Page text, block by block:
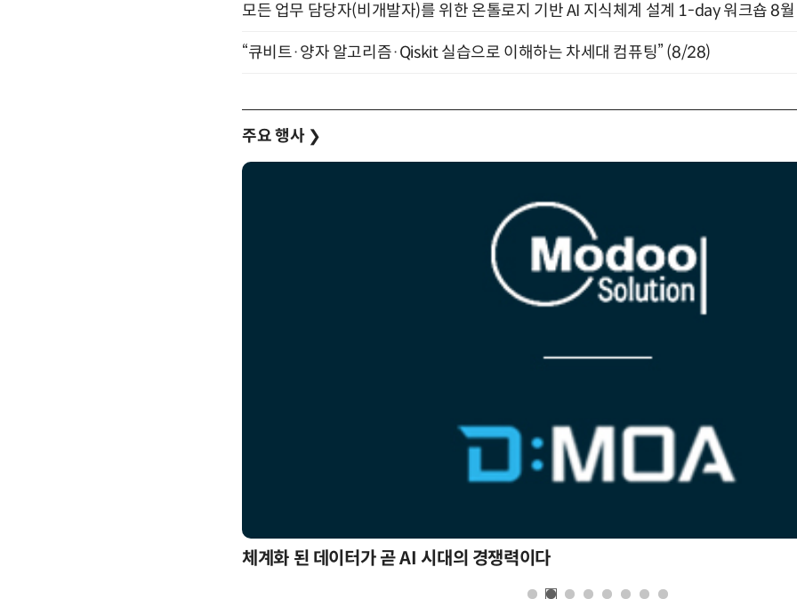
모든 업무 담당자(비개발자)를 위한 온톨로지 기반 AI 지식체계 설계 1-day 워크숍 8월
“큐비트·양자 알고리즘·Qiskit 실습으로 이해하는 차세대 컴퓨팅” (8/28)
주요 행사 ❯
체계화 된 데이터가 곧 AI 시대의 경쟁력이다